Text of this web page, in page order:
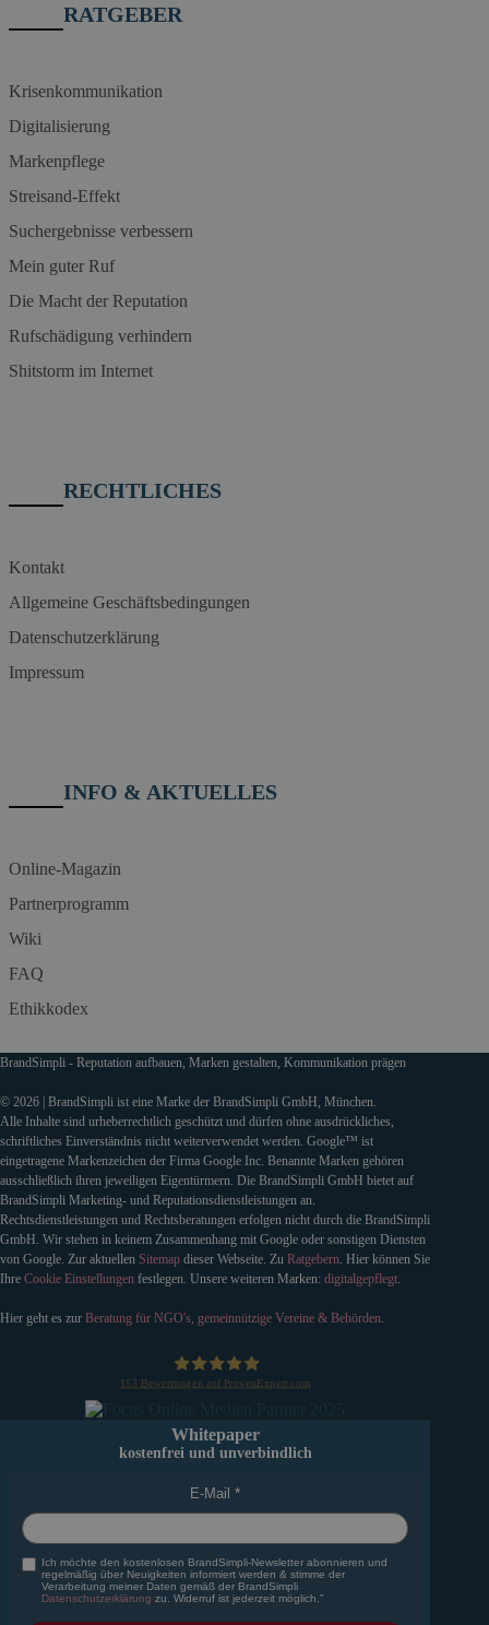
RATGEBER
Krisenkommunikation
Digitalisierung
Markenpflege
Streisand-Effekt
Suchergebnisse verbessern
Mein guter Ruf
Die Macht der Reputation
Rufschädigung verhindern
Shitstorm im Internet
RECHTLICHES
Kontakt
Allgemeine Geschäftsbedingungen
Datenschutzerklärung
Impressum
INFO & AKTUELLES
Online-Magazin
Partnerprogramm
Wiki
FAQ
Ethikkodex
BrandSimpli - Reputation aufbauen, Marken gestalten, Kommunikation prägen
© 2026 | BrandSimpli ist eine Marke der BrandSimpli GmbH, München.
Alle Inhalte sind urheberrechtlich geschützt und dürfen ohne ausdrückliches,
schriftliches Einverständnis nicht weiterverwendet werden. Google™ ist
eingetragene Markenzeichen der Firma Google Inc. Benannte Marken gehören
ausschließlich ihren jeweiligen Eigentürmern. Die BrandSimpli GmbH bietet auf
BrandSimpli Marketing- und Reputationsdienstleistungen an.
Rechtsdienstleistungen und Rechtsberatungen erfolgen nicht durch die BrandSimpli
GmbH. Wir stehen in keinem Zusammenhang mit Google oder sonstigen Diensten
von Google. Zur aktuellen Sitemap dieser Webseite. Zu Ratgebern . Hier können Sie
Ihre Cookie Einstellungen festlegen. Unsere weiteren Marken: digitalgepflegt
Hier geht es zur Beratung für NGO's, gemeinnützige Vereine & Behörden
153 Bewertungen auf ProvenExpert.com
Whitepaper
kostenfrei und unverbindlich
E-Mail
Ich möchte den kostenlosen BrandSimpli-Newsletter abonnieren und
regelmäßig über Neuigkeiten informiert werden & stimme der
Verarbeitung meiner Daten gemäß der BrandSimpli
Datenschutzerklärung zu. Widerruf ist jederzeit möglich."